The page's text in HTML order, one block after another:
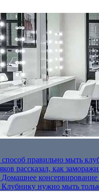
способ правильно мыть
рассказал, как
консервирование
нужно мыть